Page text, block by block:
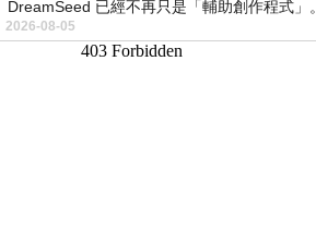
DreamSeed 已經不再只是「輔助創作程式」
2026-08-05